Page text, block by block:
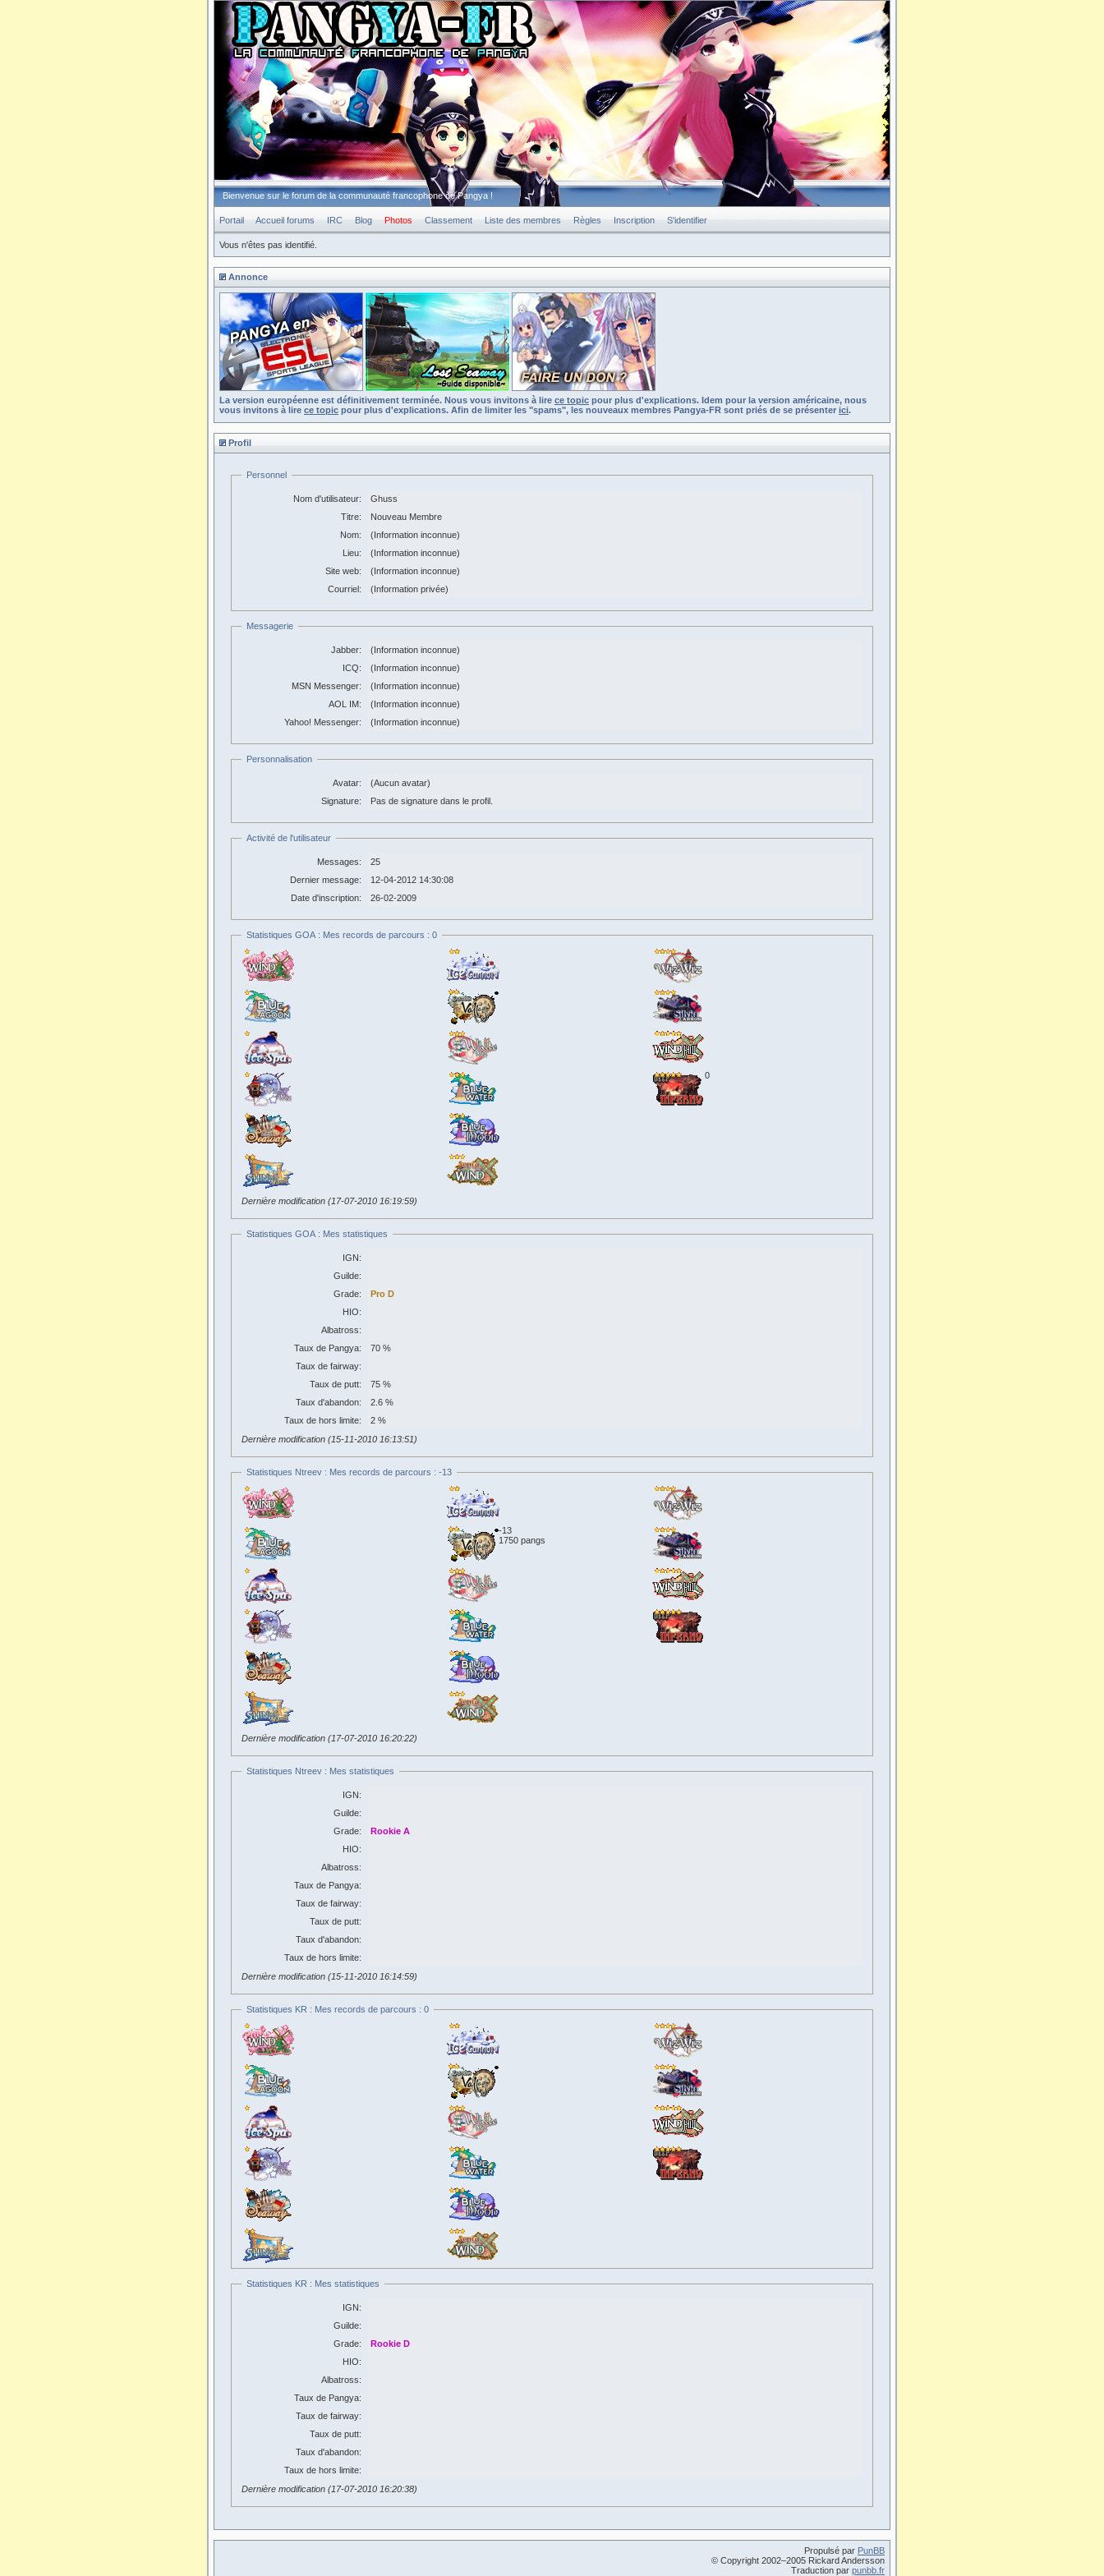
Bienvenue sur le forum de la communauté francophone de Pangya !
Portail Accueil forums IRC Blog Photos Classement Liste des membres Règles Inscription S'identifier
Vous n'êtes pas identifié.
Annonce
La version européenne est définitivement terminée. Nous vous invitons à lire ce topic pour plus d'explications. Idem pour la version américaine, nous
vous invitons à lire ce topic pour plus d'explications. Afin de limiter les "spams", les nouveaux membres Pangya-FR sont priés de se présenter ici.
Profil
Personnel
Nom d'utilisateur:
Ghuss
Titre:
Nouveau Membre
Nom:
(Information inconnue)
Lieu:
(Information inconnue)
Site web:
(Information inconnue)
Courriel:
(Information privée)
Messagerie
Jabber:
(Information inconnue)
ICQ:
(Information inconnue)
MSN Messenger:
(Information inconnue)
AOL IM:
(Information inconnue)
Yahoo! Messenger:
(Information inconnue)
Personnalisation
Avatar:
(Aucun avatar)
Signature:
Pas de signature dans le profil.
Activité de l'utilisateur
Messages:
25
Dernier message:
12-04-2012 14:30:08
Date d'inscription:
26-02-2009
Statistiques GOA : Mes records de parcours : 0
0
Dernière modification (17-07-2010 16:19:59)
Statistiques GOA : Mes statistiques
IGN:
Guilde:
Grade:
Pro D
HIO:
Albatross:
Taux de Pangya:
70 %
Taux de fairway:
Taux de putt:
75 %
Taux d'abandon:
2.6 %
Taux de hors limite:
2 %
Dernière modification (15-11-2010 16:13:51)
Statistiques Ntreev : Mes records de parcours : -13
-13
1750 pangs
Dernière modification (17-07-2010 16:20:22)
Statistiques Ntreev : Mes statistiques
IGN:
Guilde:
Grade:
Rookie A
HIO:
Albatross:
Taux de Pangya:
Taux de fairway:
Taux de putt:
Taux d'abandon:
Taux de hors limite:
Dernière modification (15-11-2010 16:14:59)
Statistiques KR : Mes records de parcours : 0
Statistiques KR : Mes statistiques
IGN:
Guilde:
Grade:
Rookie D
HIO:
Albatross:
Taux de Pangya:
Taux de fairway:
Taux de putt:
Taux d'abandon:
Taux de hors limite:
Dernière modification (17-07-2010 16:20:38)
Propulsé par PunBB
© Copyright 2002–2005 Rickard Andersson
Traduction par punbb.fr